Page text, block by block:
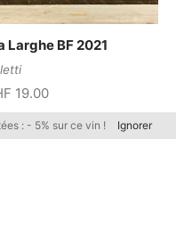
: - 5% sur ce vin ! Ignorer
Larghe BF 2021
19.00